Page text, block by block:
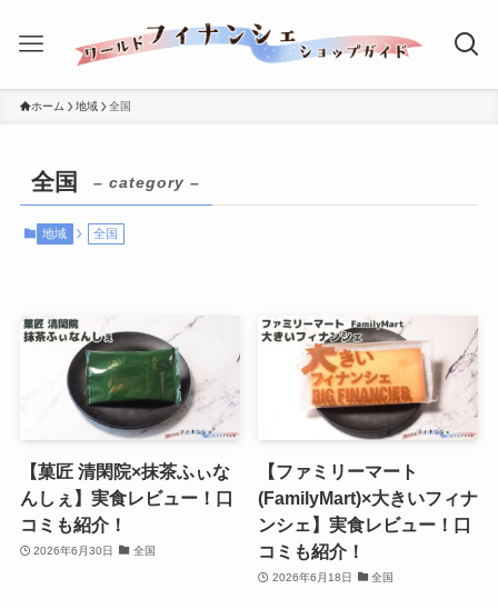
ホーム 地域 全国
全国 – category –
地域 全国
【菓匠 清閑院×抹茶ふぃな
んしぇ】実食レビュー！口
コミも紹介！
2026年6月30日 全国
【ファミリーマート
(FamilyMart)×大きいフィナ
ンシェ】実食レビュー！口
コミも紹介！
2026年6月18日 全国